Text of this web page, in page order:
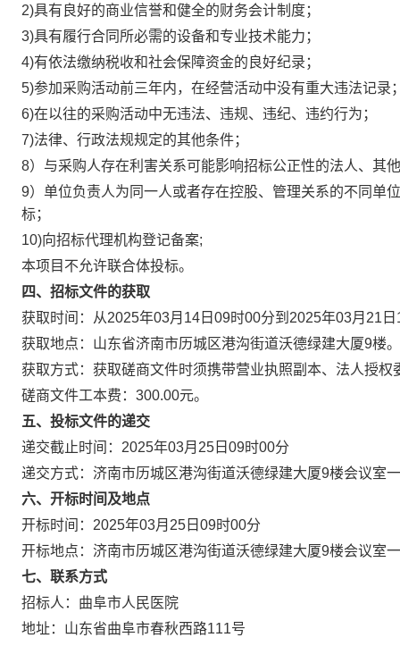
2)具有良好的商业信誉和健全的财务会计制度；
3)具有履行合同所必需的设备和专业技术能力；
4)有依法缴纳税收和社会保障资金的良好纪录；
5)参加采购活动前三年内，在经营活动中没有重大违法记录
6)在以往的采购活动中无违法、违规、违纪、违约行为；
7)法律、行政法规规定的其他条件；
8）与采购人存在利害关系可能影响招标公正性的法人、其
9）单位负责人为同一人或者存在控股、管理关系的不同单
标；
10)向招标代理机构登记备案;
本项目不允许联合体投标。
四、招标文件的获取
获取时间：从2025年03月14日09时00分到2025年03月21
获取地点：山东省济南市历城区港沟街道沃德绿建大厦9楼。
获取方式：获取磋商文件时须携带营业执照副本、法人授
磋商文件工本费： 300.00元。
五、投标文件的递交
递交截止时间： 2025年03月25日09时00分
递交方式：济南市历城区港沟街道沃德绿建大厦9楼会议室
六、开标时间及地点
开标时间： 2025年03月25日09时00分
开标地点：济南市历城区港沟街道沃德绿建大厦9楼会议室一
七、联系方式
招标人：曲阜市人民医院
地址：山东省曲阜市春秋西路111号